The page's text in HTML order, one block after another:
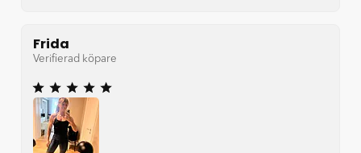
Frida
Verifierad köpare